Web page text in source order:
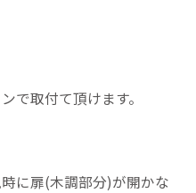
で取付て頂けます。
に扉(木調部分)が開かな